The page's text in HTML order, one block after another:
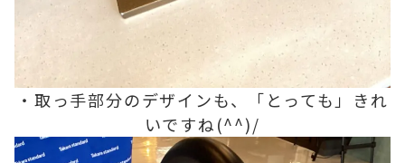
・取っ手部分のデザインも、「とっても」きれ
いですね(^^)/